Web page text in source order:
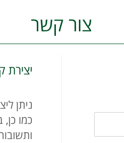
צור קשר
יצירת
ניתן
כמו